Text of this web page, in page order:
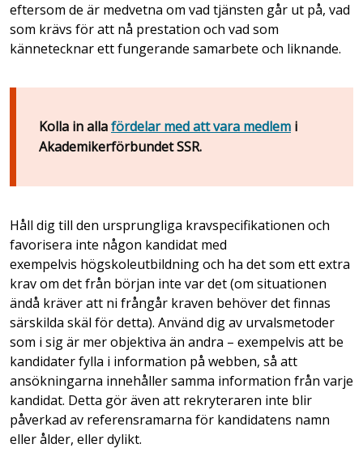
eftersom de är medvetna om vad tjänsten går ut på, vad
som krävs för att nå prestation och vad som
kännetecknar ett fungerande samarbete och liknande.
Kolla in allafördelar med att vara medlem i
Akademikerförbundet SSR.
Håll dig till den ursprungliga kravspecifikationen och
favorisera inte någon kandidat med
exempelvis högskoleutbildning och ha det som ett extra
krav om det från början inte var det (om situationen
ändå kräver att ni frångår kraven behöver det finnas
särskilda skäl för detta). Använd dig av urvalsmetoder
som i sig är mer objektiva än andra – exempelvis att be
kandidater fylla i information på webben, så att
ansökningarna innehåller samma information från varje
kandidat. Detta gör även att rekryteraren inte blir
påverkad av referensramarna för kandidatens namn
eller ålder, eller dylikt.